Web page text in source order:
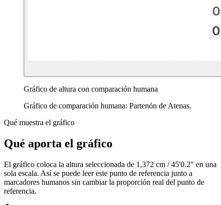
Gráfico de altura con comparación humana
Gráfico de comparación humana: Partenón de Atenas.
Qué muestra el gráfico
Qué aporta el gráfico
El gráfico coloca la altura seleccionada de 1,372 cm /45'0.2" en una
sola escala. Así se puede leer este punto de referencia junto a
marcadores humanos sin cambiar la proporción real del punto de
referencia.